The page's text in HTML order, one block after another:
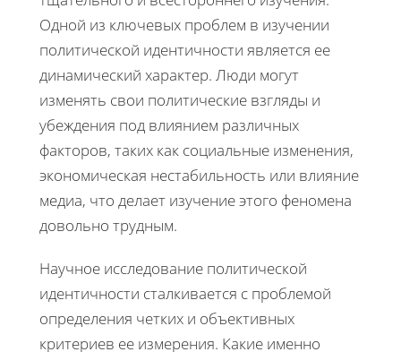
Одной из ключевых проблем в изучении
политической идентичности является ее
динамический характер. Люди могут
изменять свои политические взгляды и
убеждения под влиянием различных
факторов, таких как социальные изменения,
экономическая нестабильность или влияние
медиа, что делает изучение этого феномена
довольно трудным.
Научное исследование политической
идентичности сталкивается с проблемой
определения четких и объективных
критериев ее измерения. Какие именно